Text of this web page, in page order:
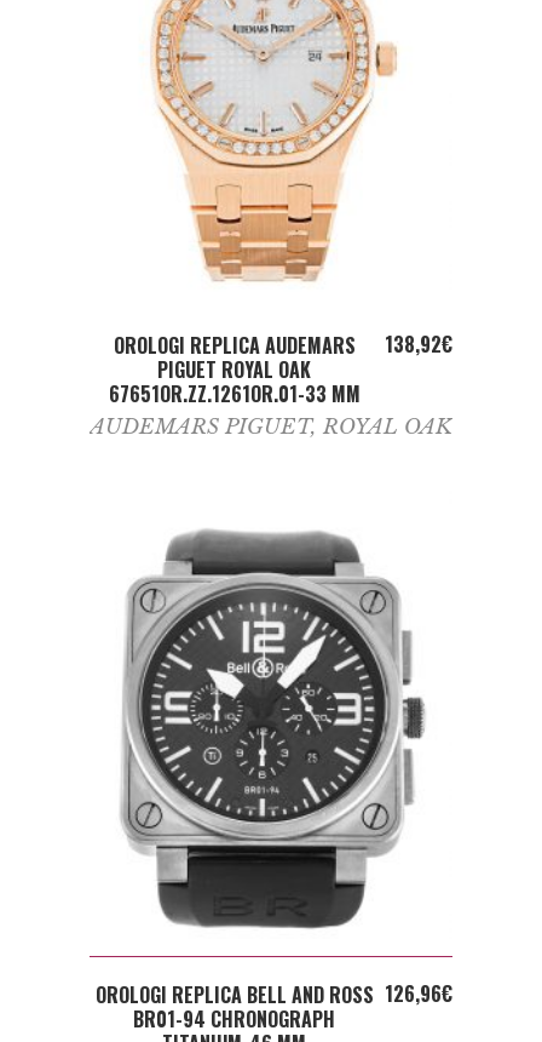
ADD TO CART
OROLOGI REPLICA AUDEMARS
PIGUET ROYAL OAK
67651OR.ZZ.1261OR.01-33 MM
138,92€
AUDEMARS PIGUET, ROYAL OAK
ADD TO CART
OROLOGI REPLICA BELL AND ROSS
BR01-94 CHRONOGRAPH
126,96€